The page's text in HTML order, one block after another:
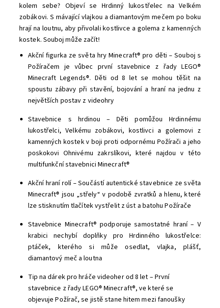
kolem sebe? Objeví se Hrdinný lukostřelec na Velkém
zobákovi. S mávající vlajkou a diamantovým mečem po boku
hrají na loutnu, aby přivolali kostlivce a golema z kamenných
kostek. Souboj může začít!
Akční figurka ze světa hry Minecraft® pro děti – Souboj s
Požíračem je vůbec první stavebnice z řady LEGO®
Minecraft Legends®. Děti od 8 let se mohou těšit na
spoustu zábavy při stavění, bojování a hraní na jednu z
největších postav z videohry
Stavebnice s hrdinou – Děti pomůžou Hrdinnému
lukostřelci, Velkému zobákovi, kostlivci a golemovi z
kamenných kostek v boji proti odpornému Požírači a jeho
poskokovi Ohnivému zakrslíkovi, které najdou v této
multifunkční stavebnici Minecraft®
Akční hraní rolí – Součástí autentické stavebnice ze světa
Minecraft® jsou „střely“ v podobě zvratků a hlenu, které
lze stisknutím tlačítek vystřelit z úst a batohu Požírače
Stavebnice Minecraft® podporuje samostatné hraní – V
krabici nechybí doplňky pro Hrdinného lukostřelce:
ptáček, kterého si může osedlat, vlajka, plášť,
diamantový meč a loutna
Tip na dárek pro hráče videoher od 8 let – První
stavebnice z řady LEGO® Minecraft®, ve které se
objevuje Požírač, se jistě stane hitem mezi fanoušky